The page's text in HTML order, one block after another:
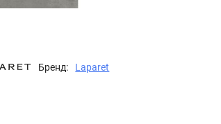
Бренд: Laparet